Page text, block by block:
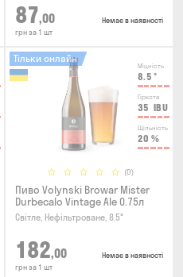
87,00
грн за 1 шт
Немає в наявності
Міцність
8.5 °
Гіркота
35 IBU
Щільність
20 %
(0)
Тільки онлайн
Пиво Volynski Browar Mister
Durbecalo Vintage Ale 0.75л
Світле, Нефільтроване, 8.5°
182,00
грн за 1 шт
Немає в наявності